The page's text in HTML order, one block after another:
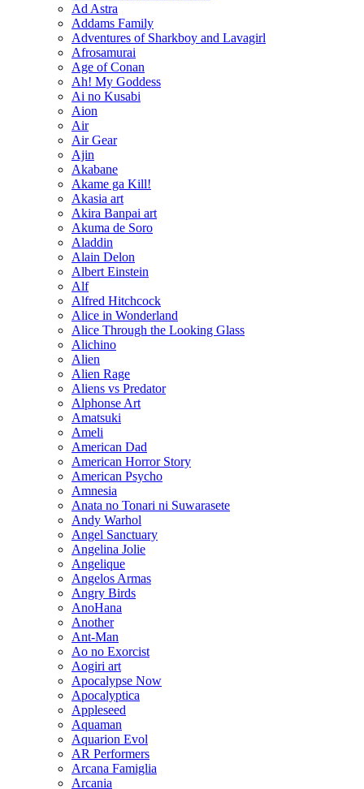
Ad Astra
Addams Family
Adventures of Sharkboy and Lavagirl
Afrosamurai
Age of Conan
Ah! My Goddess
Ai no Kusabi
Aion
Air
Air Gear
Ajin
Akabane
Akame ga Kill!
Akasia art
Akira Banpai art
Akuma de Soro
Aladdin
Alain Delon
Albert Einstein
Alf
Alfred Hitchcock
Alice in Wonderland
Alice Through the Looking Glass
Alichino
Alien
Alien Rage
Aliens vs Predator
Alphonse Art
Amatsuki
Ameli
American Dad
American Horror Story
American Psycho
Amnesia
Anata no Tonari ni Suwarasete
Andy Warhol
Angel Sanctuary
Angelina Jolie
Angelique
Angelos Armas
Angry Birds
AnoHana
Another
Ant-Man
Ao no Exorcist
Aogiri art
Apocalypse Now
Apocalyptica
Appleseed
Aquaman
Aquarion Evol
AR Performers
Arcana Famiglia
Arcania